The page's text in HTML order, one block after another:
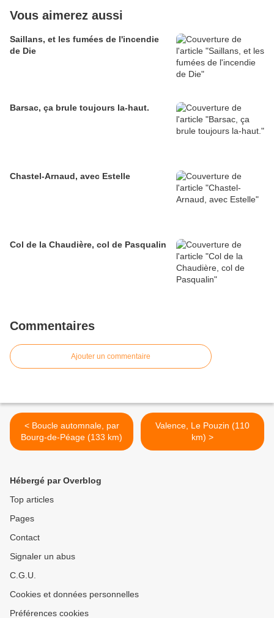
Vous aimerez aussi
Saillans, et les fumées de l'incendie
de Die
Barsac, ça brule toujours la-haut.
Chastel-Arnaud, avec Estelle
Col de la Chaudière, col de Pasqualin
Commentaires
Ajouter un commentaire
< Boucle automnale, par
Bourg-de-Péage (133 km)
Valence, Le Pouzin (110
km) >
Hébergé par Overblog
Top articles
Pages
Contact
Signaler un abus
C.G.U.
Cookies et données personnelles
Préférences cookies